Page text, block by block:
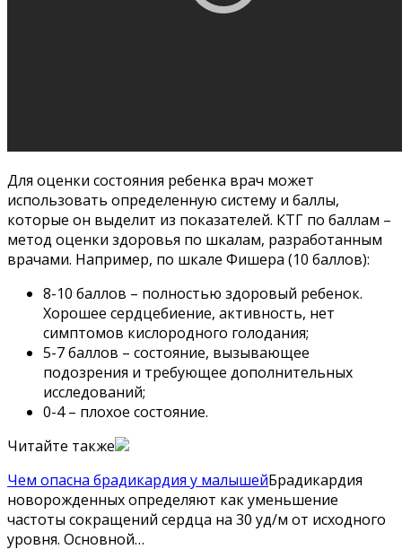
Для оценки состояния ребенка врач может
использовать определенную систему и баллы,
которые он выделит из показателей. КТГ по баллам –
метод оценки здоровья по шкалам, разработанным
врачами. Например, по шкале Фишера (10 баллов):
8-10 баллов – полностью здоровый ребенок.
Хорошее сердцебиение, активность, нет
симптомов кислородного голодания;
5-7 баллов – состояние, вызывающее
подозрения и требующее дополнительных
исследований;
0-4 – плохое состояние.
Читайте также
Чем опасна брадикардия у малышейБрадикардия
новорожденных определяют как уменьшение
частоты сокращений сердца на 30 уд/м от исходного
уровня. Основной…